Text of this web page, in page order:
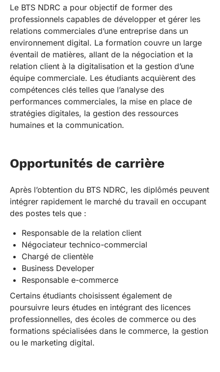
Le BTS NDRC a pour objectif de former des
professionnels capables de développer et gérer les
relations commerciales d’une entreprise dans un
environnement digital. La formation couvre un large
éventail de matières, allant de la négociation et la
relation client à la digitalisation et la gestion d’une
équipe commerciale. Les étudiants acquièrent des
compétences clés telles que l’analyse des
performances commerciales, la mise en place de
stratégies digitales, la gestion des ressources
humaines et la communication.
Opportunités de carrière
Après l’obtention du BTS NDRC, les diplômés peuvent
intégrer rapidement le marché du travail en occupant
des postes tels que :
Responsable de la relation client
Négociateur technico-commercial
Chargé de clientèle
Business Developer
Responsable e-commerce
Certains étudiants choisissent également de
poursuivre leurs études en intégrant des licences
professionnelles, des écoles de commerce ou des
formations spécialisées dans le commerce, la gestion
ou le marketing digital.